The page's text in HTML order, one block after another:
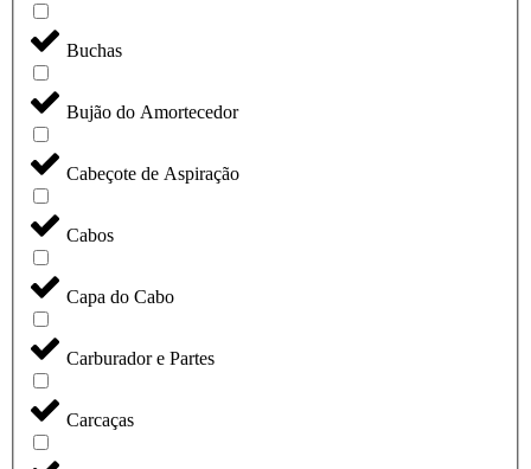
Buchas
Bujão do Amortecedor
Cabeçote de Aspiração
Cabos
Capa do Cabo
Carburador e Partes
Carcaças